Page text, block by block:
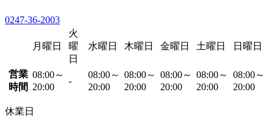
0247-36-2003
月曜日
火
曜
日
水曜日 木曜日 金曜日 土曜日 日曜日
営業
時間
08:00～
20:00
-
08:00～
20:00
08:00～
20:00
08:00～
20:00
08:00～
20:00
08:00～
20:00
休業日